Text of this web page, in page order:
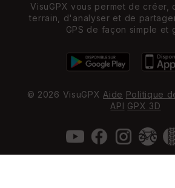
VisuGPX vous permet de créer,
terrain, d'analyser et de
GPS de façon simple et
© 2026 VisuGPX Aide Politique
API GPX 3D